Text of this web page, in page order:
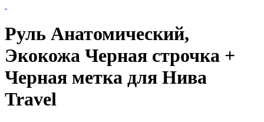
Руль Анатомический,
Экокожа Черная строчка +
Черная метка для Нива
Travel